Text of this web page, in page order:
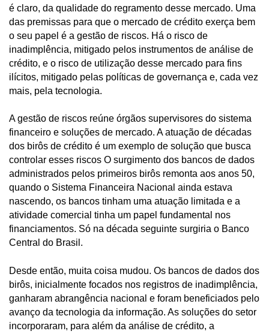
é claro, da qualidade do regramento desse mercado. Uma
das premissas para que o mercado de crédito exerça bem
o seu papel é a gestão de riscos. Há o risco de
inadimplência, mitigado pelos instrumentos de análise de
crédito, e o risco de utilização desse mercado para fins
ilícitos, mitigado pelas políticas de governança e, cada vez
mais, pela tecnologia.
A gestão de riscos reúne órgãos supervisores do sistema
financeiro e soluções de mercado. A atuação de décadas
dos birôs de crédito é um exemplo de solução que busca
controlar esses riscos O surgimento dos bancos de dados
administrados pelos primeiros birôs remonta aos anos 50,
quando o Sistema Financeira Nacional ainda estava
nascendo, os bancos tinham uma atuação limitada e a
atividade comercial tinha um papel fundamental nos
financiamentos. Só na década seguinte surgiria o Banco
Central do Brasil.
Desde então, muita coisa mudou. Os bancos de dados dos
birôs, inicialmente focados nos registros de inadimplência,
ganharam abrangência nacional e foram beneficiados pelo
avanço da tecnologia da informação. As soluções do setor
incorporaram, para além da análise de crédito, a